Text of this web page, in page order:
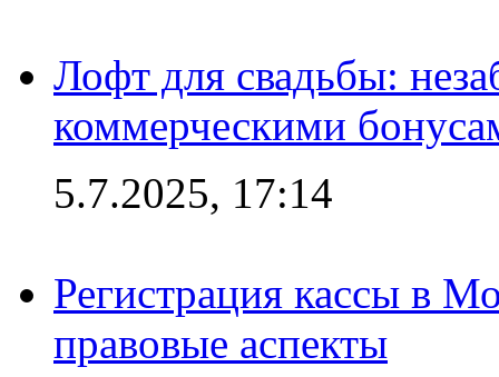
Лофт для свадьбы:
коммерческими
5.7.2025, 17:14
Регистрация кассы в
правовые аспекты